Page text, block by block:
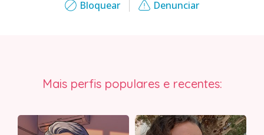
Bloquear Denunciar
Mais perfis populares e recentes: